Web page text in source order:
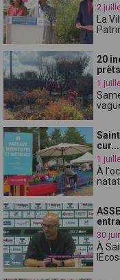
2
La
20
1
cur...
1
À
30
À